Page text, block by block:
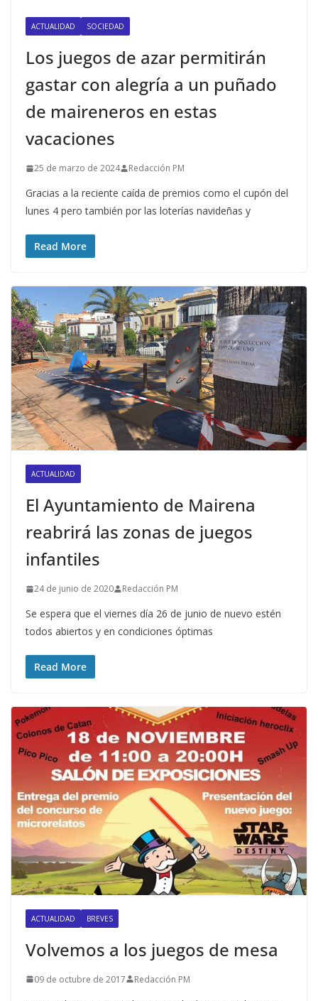
ACTUALIDAD SOCIEDAD
Los juegos de azar permitirán
gastar con alegría a un puñado
de maireneros en estas
vacaciones
25 de marzo de 2024 Redacción PM
Gracias a la reciente caída de premios como el cupón del
lunes 4 pero también por las loterías navideñas y
Read More
ACTUALIDAD
El Ayuntamiento de Mairena
reabrirá las zonas de juegos
infantiles
24 de junio de 2020 Redacción PM
Se espera que el viernes día 26 de junio de nuevo estén
todos abiertos y en condiciones óptimas
Read More
ACTUALIDAD BREVES
Volvemos a los juegos de mesa
09 de octubre de 2017 Redacción PM